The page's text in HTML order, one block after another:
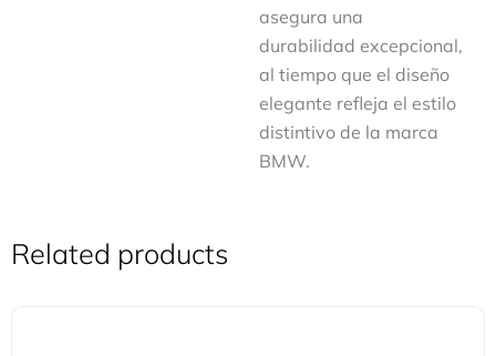
asegura una
durabilidad excepcional,
al tiempo que el diseño
elegante refleja el estilo
distintivo de la marca
BMW.
Related products